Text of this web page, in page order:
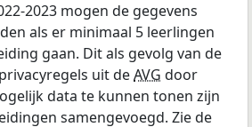
2023 mogen de gegevens
als er minimaal 5 leerlingen
gaan. Dit als gevolg van de
uit deAVG door
data te kunnen tonen zijn
samengevoegd. Zie de